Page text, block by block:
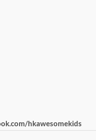
hkawesomekids